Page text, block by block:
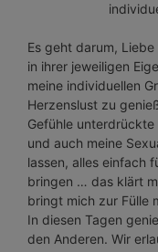
Es geht darum,
in ihrer jeweiligen
meine individuellen
Herzenslust zu
Gefühle
und auch meine
lassen, alles einfach
bringen … das klärt
bringt mich zur Fülle
In diesen Tagen
den Anderen. Wir